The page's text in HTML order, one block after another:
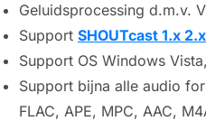
Geluidsprocessing d.m.v.
Support SHOUTcast 1.x 2.x
Support OS Windows
Support bijna alle audio
FLAC, APE, MPC, AAC,